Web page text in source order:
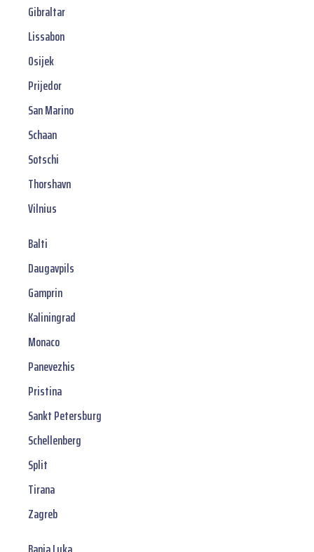
Gibraltar
Lissabon
Osijek
Prijedor
San Marino
Schaan
Sotschi
Thorshavn
Vilnius
Balti
Daugavpils
Gamprin
Kaliningrad
Monaco
Panevezhis
Pristina
Sankt Petersburg
Schellenberg
Split
Tirana
Zagreb